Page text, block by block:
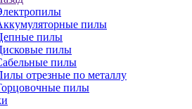
пилы
пилы
пилы
пилы
отрезные по металлу
пилы